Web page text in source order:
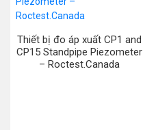
Thiết bị đo áp xuất CP1 and
CP15 Standpipe Piezometer
– Roctest.Canada